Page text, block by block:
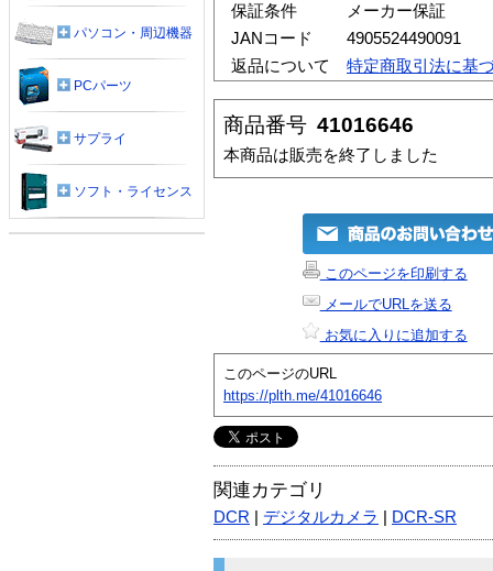
保証条件
メーカー保証
JANコード
4905524490091
返品について
特定商取引法に基
商品番号 41016646
本商品は販売を終了しました
このページを印刷する
メールでURLを送る
お気に入りに追加する
このページのURL
https://plth.me/41016646
関連カテゴリ
DCR デジタルカメラ DCR-SR
パソコン・周辺機器
PCパーツ
サプライ
ソフト・ライセンス